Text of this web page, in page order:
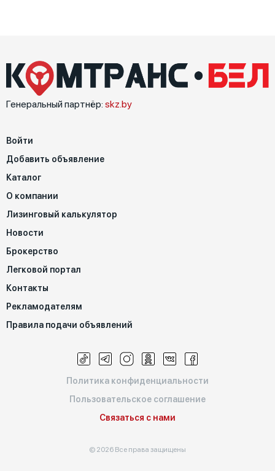
Генеральный партнёр: skz.by
Войти
Добавить объявление
Каталог
О компании
Лизинговый калькулятор
Новости
Брокерство
Легковой портал
Контакты
Рекламодателям
Правила подачи объявлений
Политика конфиденциальности
Пользовательское соглашение
Связаться с нами
© 2026 Все права защищены